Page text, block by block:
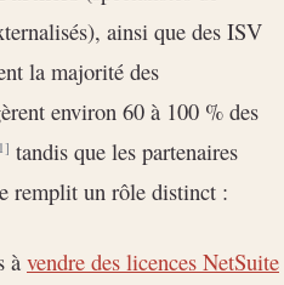
ainsi que des ISV
la majorité des
environ 60 à 100 % des
tandis que les partenaires
remplit un rôle distinct :
à vendre des licences NetSuite